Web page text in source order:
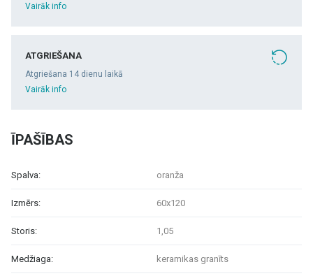
Vairāk info
ATGRIEŠANA
Atgriešana 14 dienu laikā
Vairāk info
ĪPAŠĪBAS
Spalva: oranža
Izmērs: 60x120
Storis: 1,05
Medžiaga: keramikas granīts